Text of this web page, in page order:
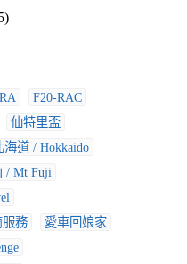
F20-RAC
仙特里盃
海道 / Hokkaido
/ Mt Fuji
服務
愛車回娘家